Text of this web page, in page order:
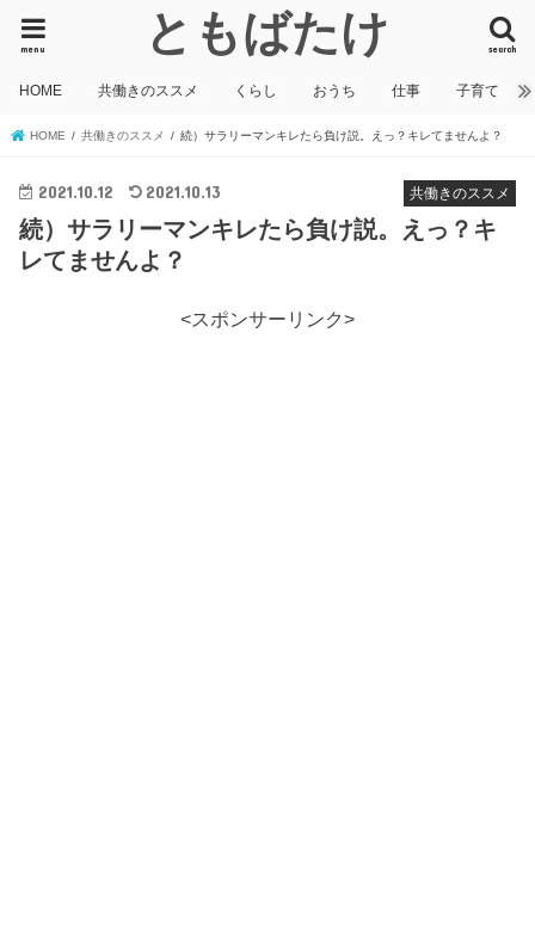
ともばたけ search
menu
HOME 共働きのススメ くらし おうち 仕事 子育て
HOME 共働きのススメ 続）サラリーマンキレたら負け説。えっ？キレてませんよ？
共働きのススメ
2021.10.12 2021.10.13
続）サラリーマンキレたら負け説。えっ？キ
レてませんよ？
<スポンサーリンク>